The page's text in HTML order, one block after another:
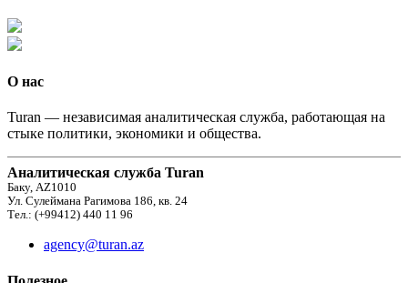
О нас
Turan — независимая аналитическая служба, работающая на
стыке политики, экономики и общества.
Аналитическая служба Turan
Баку, AZ1010
Ул. Сулеймана Рагимова 186, кв. 24
Тел.: (+99412) 440 11 96
agency@turan.az